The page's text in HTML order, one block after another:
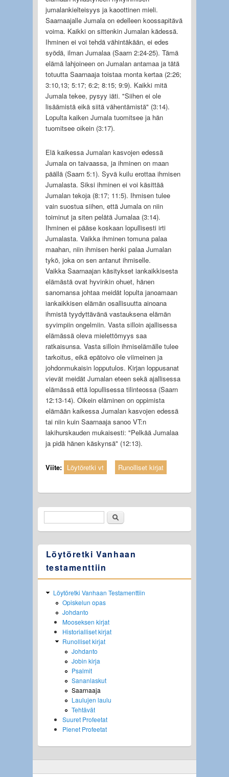
jumalankielteisyys ja kaoottinen mieli.
Saarnaajalle Jumala on edelleen koossapitävä
voima. Kaikki on sittenkin Jumalan kädessä.
Ihminen ei voi tehdä vähintäkään, ei edes
syödä, ilman Jumalaa (Saarn 2:24-25). Tämä
elämä lahjoineen on Jumalan antamaa ja tätä
totuutta Saarnaaja toistaa monta kertaa (2:26;
3:10,13; 5:17; 6:2; 8:15; 9:9). Kaikki mitä
Jumala tekee, pysyy iäti. "Siihen ei ole
lisäämistä eikä siitä vähentämistä" (3:14).
Lopulta kaiken Jumala tuomitsee ja hän
tuomitsee oikein (3:17).
Elä kaikessa Jumalan kasvojen edessä
Jumala on taivaassa, ja ihminen on maan
päällä (Saarn 5:1). Syvä kuilu erottaa ihmisen
Jumalasta. Siksi ihminen ei voi käsittää
Jumalan tekoja (8:17; 11:5). Ihmisen tulee
vain suostua siihen, että Jumala on niin
toiminut ja siten pelätä Jumalaa (3:14).
Ihminen ei pääse koskaan lopullisesti irti
Jumalasta. Vaikka ihminen tomuna palaa
maahan, niin ihmisen henki palaa Jumalan
tykö, joka on sen antanut ihmiselle.
Vaikka Saarnaajan käsitykset iankaikkisesta
elämästä ovat hyvinkin ohuet, hänen
sanomansa johtaa meidät lopulta janoamaan
iankaikkisen elämän osallisuutta ainoana
ihmistä tyydyttävänä vastauksena elämän
syvimpiin ongelmiin. Vasta silloin ajallisessa
elämässä oleva mielettömyys saa
ratkaisunsa. Vasta silloin ihmiselämälle tulee
tarkoitus, eikä epätoivo ole viimeinen ja
johdonmukaisin lopputulos. Kirjan loppusanat
vievät meidät Jumalan eteen sekä ajallisessa
elämässä että lopullisessa tilinteossa (Saarn
12:13-14). Oikein eläminen on oppimista
elämään kaikessa Jumalan kasvojen edessä
tai niin kuin Saarnaaja sanoo VT:n
lakihurskauden mukaisesti: "Pelkää Jumalaa
ja pidä hänen käskynsä" (12:13).
Viite: Löytöretki vt Runolliset kirjat
HakulomakeEtsi
Löytöretki Vanhaan
testamenttiin
Löytöretki Vanhaan Testamenttiin
Opiskelun opas
Johdanto
Mooseksen kirjat
Historialliset kirjat
Runolliset kirjat
Johdanto
Jobin kirja
Psalmit
Sananlaskut
Saarnaaja
Laulujen laulu
Tehtävät
Suuret Profeetat
Pienet Profeetat